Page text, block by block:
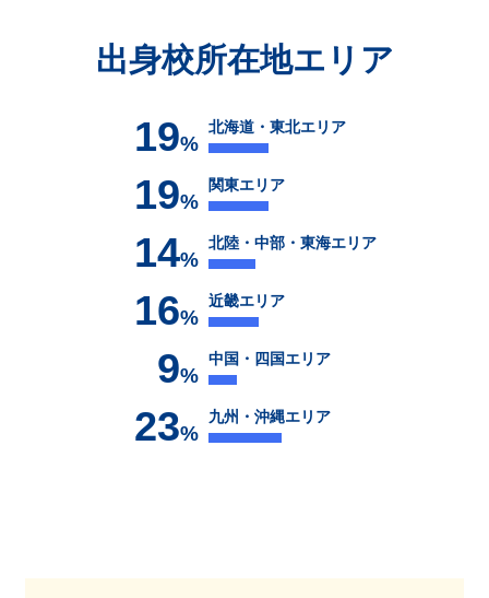
出身校所在地エリア
19%
北海道・東北エリア
19%
関東エリア
14%
北陸・中部・東海エリア
16%
近畿エリア
9%
中国・四国エリア
23%
九州・沖縄エリア